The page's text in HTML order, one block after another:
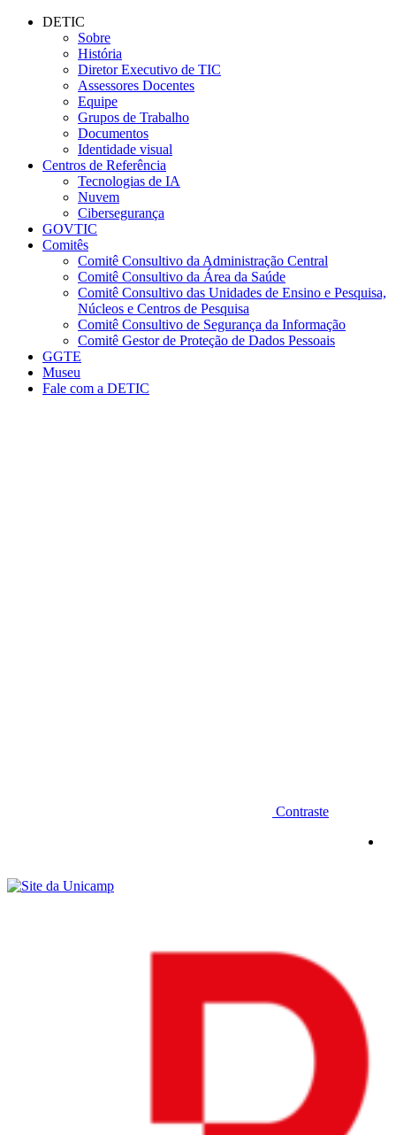
Conteúdo principal
DETIC
Sobre
História
Diretor Executivo de TIC
Assessores Docentes
Equipe
Grupos de Trabalho
Documentos
Identidade visual
Centros de Referência
Tecnologias de IA
Nuvem
Cibersegurança
GOVTIC
Comitês
Comitê Consultivo da Administração Central
Comitê Consultivo da Área da Saúde
Comitê Consultivo das Unidades de Ensino e Pesquisa,
Núcleos e Centros de Pesquisa
Comitê Consultivo de Segurança da Informação
Comitê Gestor de Proteção de Dados Pessoais
GGTE
Museu
Fale com a DETIC
Contraste